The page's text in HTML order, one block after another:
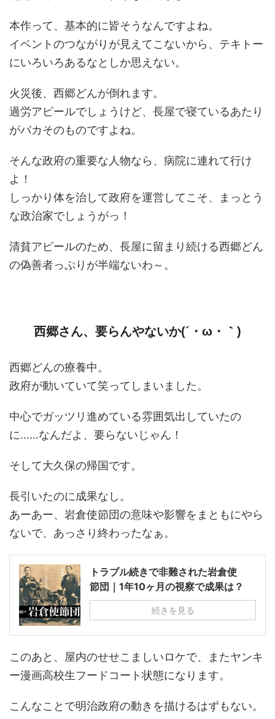
本作って、基本的に皆そうなんですよね。
イベントのつながりが見えてこないから、テキトー
にいろいろあるなとしか思えない。
火災後、西郷どんが倒れます。
過労アピールでしょうけど、長屋で寝ているあたり
がバカそのものですよね。
そんな政府の重要な人物なら、病院に連れて行け
よ！
しっかり体を治して政府を運営してこそ、まっとう
な政治家でしょうがっ！
清貧アピールのため、長屋に留まり続ける西郷どん
の偽善者っぷりが半端ないわ～。
西郷さん、要らんやないか(´・ω・｀)
西郷どんの療養中。
政府が動いていて笑ってしまいました。
中心でガッツリ進めている雰囲気出していたの
に……なんだよ、要らないじゃん！
そして大久保の帰国です。
長引いたのに成果なし。
あーあー、岩倉使節団の意味や影響をまともにやら
ないで、あっさり終わったなぁ。
トラブル続きで非難された岩倉使
節団｜1年10ヶ月の視察で成果は？
続きを見る
このあと、屋内のせせこましいロケで、またヤンキ
ー漫画高校生フードコート状態になります。
こんなことで明治政府の動きを描けるはずもない。